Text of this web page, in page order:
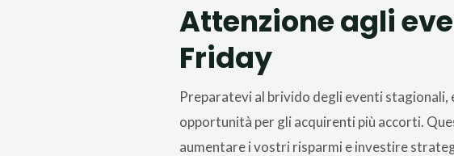
Attenzione agli
Friday
Preparatevi al brivido degli eventi stagionali,
opportunità per gli acquirenti più accorti.
aumentare i vostri risparmi e investire